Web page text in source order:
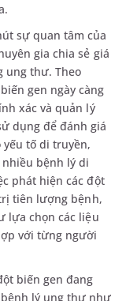
sự quan tâm của
gia chia sẻ giá
ung thư. Theo
gen ngày càng
xác và quản lý
dụng để đánh giá
tố di truyền,
bệnh lý di
phát hiện các đột
tiên lượng bệnh,
lựa chọn các liệu
với từng người
biến gen đang
lý ung thư như